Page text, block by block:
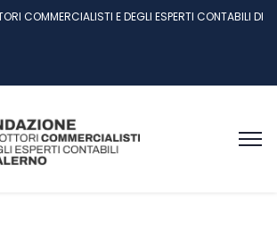
COMMERCIALISTI E DEGLI ESPERTI CONTABILI DI